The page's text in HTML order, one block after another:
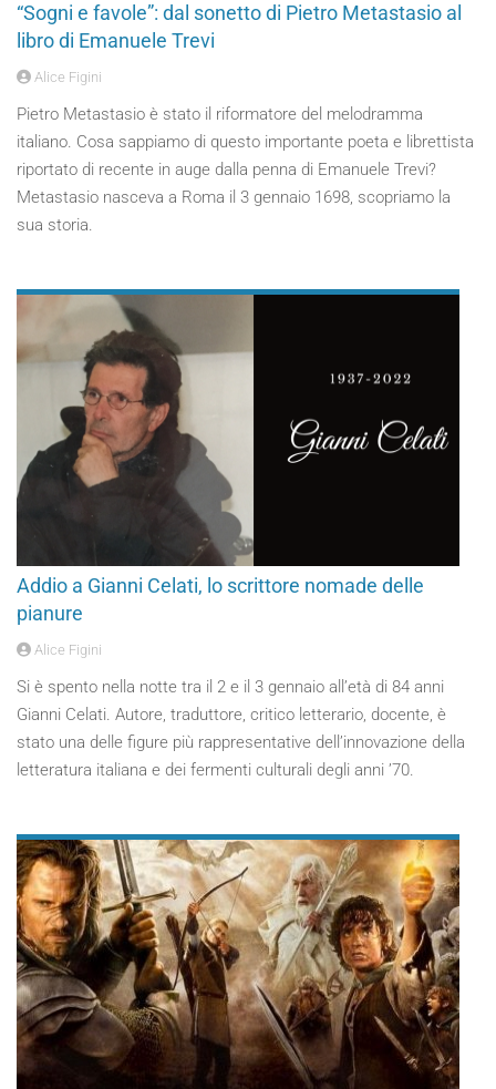
“Sogni e favole”: dal sonetto di Pietro Metastasio al
libro di Emanuele Trevi
Alice Figini
Pietro Metastasio è stato il riformatore del melodramma
italiano. Cosa sappiamo di questo importante poeta e librettista
riportato di recente in auge dalla penna di Emanuele Trevi?
Metastasio nasceva a Roma il 3 gennaio 1698, scopriamo la
sua storia.
Addio a Gianni Celati, lo scrittore nomade delle
pianure
Alice Figini
Si è spento nella notte tra il 2 e il 3 gennaio all’età di 84 anni
Gianni Celati. Autore, traduttore, critico letterario, docente, è
stato una delle figure più rappresentative dell’innovazione della
letteratura italiana e dei fermenti culturali degli anni ’70.